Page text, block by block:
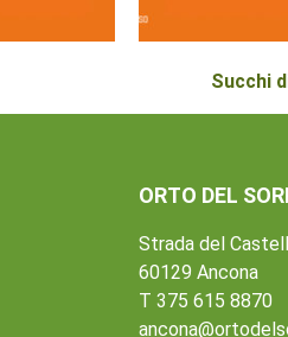
Succhi
ORTO DEL
Strada del
60129 Ancona
T 375 615 8870